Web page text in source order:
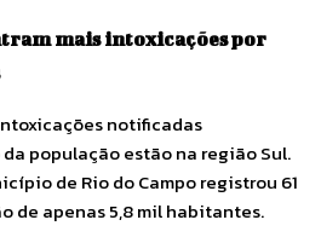
mais intoxicações por
notificadas
população estão na região Sul.
de Rio do Campo registrou 61
de apenas 5,8 mil habitantes.